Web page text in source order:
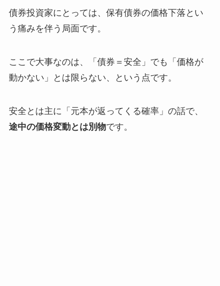
債券投資家にとっては、保有債券の価格下落とい
う痛みを伴う局面です。
ここで大事なのは、「債券＝安全」でも「価格が
動かない」とは限らない、という点です。
安全とは主に「元本が返ってくる確率」の話で、
途中の価格変動とは別物です。